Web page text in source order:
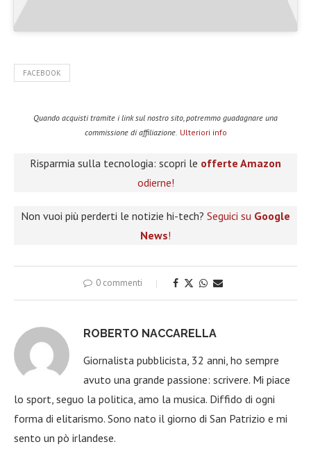
FACEBOOK
Quando acquisti tramite i link sul nostro sito, potremmo guadagnare una
commissione di affiliazione. Ulteriori info
Risparmia sulla tecnologia: scopri le offerte Amazon
odierne!
Non vuoi più perderti le notizie hi-tech? Seguici su Google
News!
0 commenti
ROBERTO NACCARELLA
Giornalista pubblicista, 32 anni, ho sempre
avuto una grande passione: scrivere. Mi piace
lo sport, seguo la politica, amo la musica. Diffido di ogni
forma di elitarismo. Sono nato il giorno di San Patrizio e mi
sento un pò irlandese.